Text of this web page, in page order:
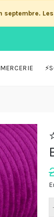
septembre.